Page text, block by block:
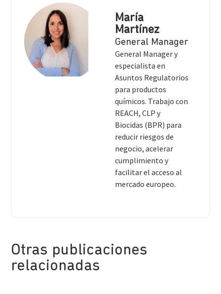
María
Martínez
General Manager
General Manager y
especialista en
Asuntos Regulatorios
para productos
químicos. Trabajo con
REACH, CLP y
Biocidas (BPR) para
reducir riesgos de
negocio, acelerar
cumplimiento y
facilitar el acceso al
mercado europeo.
Otras publicaciones
relacionadas